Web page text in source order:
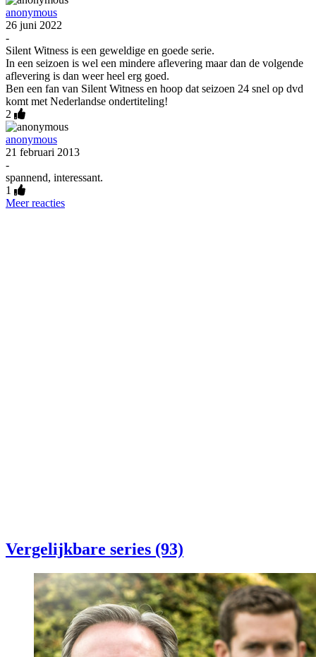
anonymous
26 juni 2022
-
Silent Witness is een geweldige en goede serie.
In een seizoen is wel een mindere aflevering maar dan de volgende
aflevering is dan weer heel erg goed.
Ben een fan van Silent Witness en hoop dat seizoen 24 snel op dvd
komt met Nederlandse ondertiteling!
2
anonymous
21 februari 2013
-
spannend, interessant.
1
Meer reacties
Vergelijkbare series (93)